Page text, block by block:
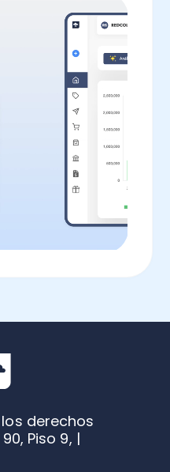
derechos
Piso 9, |